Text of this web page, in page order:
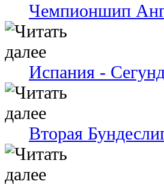
Чемпионшип
Испания -
Вторая